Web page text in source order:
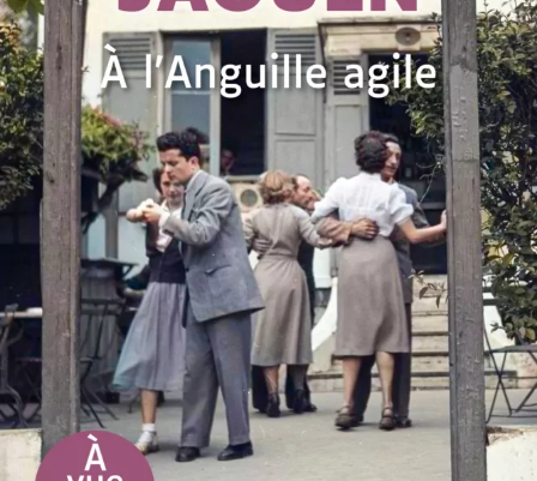
Hervé Jaouen
27 €